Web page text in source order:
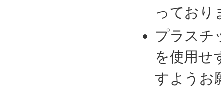
っており
プラスチ
を使用せ
すようお